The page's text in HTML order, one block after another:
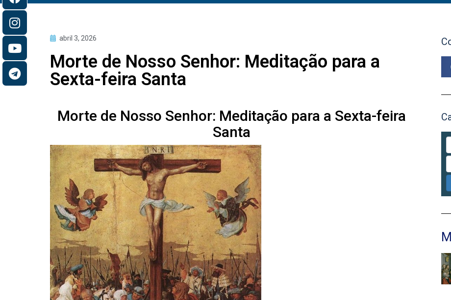
abril 3, 2026
Morte de Nosso Senhor: Meditação para a
Sexta-feira Santa
Morte de Nosso Senhor: Meditação para a Sexta-feira
Santa